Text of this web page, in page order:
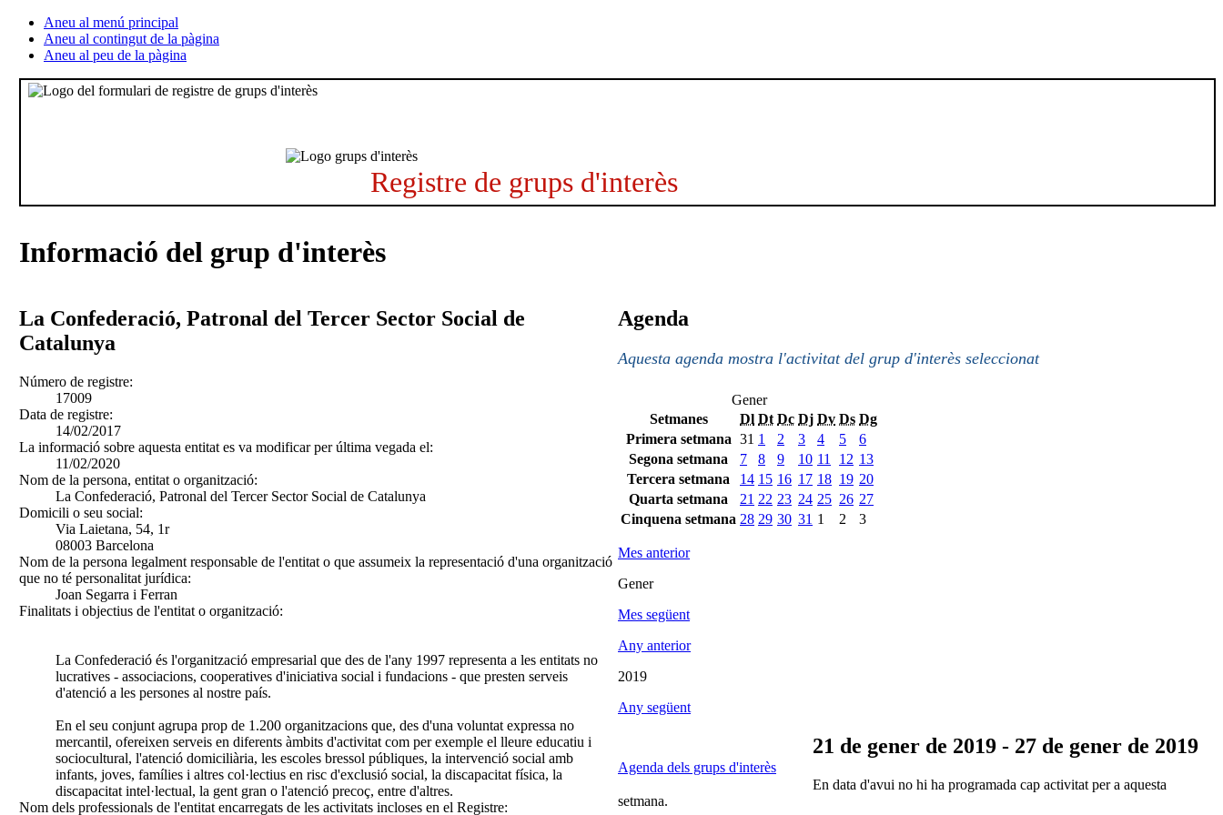
Aneu al menú principal
Aneu al contingut de la pàgina
Aneu al peu de la pàgina
Registre de grups d'interès
Informació del grup d'interès
La Confederació, Patronal del Tercer Sector Social de
Catalunya
Número de registre:
17009
Data de registre:
14/02/2017
La informació sobre aquesta entitat es va modificar per última vegada el:
11/02/2020
Nom de la persona, entitat o organització:
La Confederació, Patronal del Tercer Sector Social de Catalunya
Domicili o seu social:
Via Laietana, 54, 1r
08003 Barcelona
Nom de la persona legalment responsable de l'entitat o que assumeix la representació d'una organització
que no té personalitat jurídica:
Joan Segarra i Ferran
Finalitats i objectius de l'entitat o organització:
La Confederació és l'organització empresarial que des de l'any 1997 representa a les entitats no
lucratives - associacions, cooperatives d'iniciativa social i fundacions - que presten serveis
d'atenció a les persones al nostre país.
En el seu conjunt agrupa prop de 1.200 organitzacions que, des d'una voluntat expressa no
mercantil, ofereixen serveis en diferents àmbits d'activitat com per exemple el lleure educatiu i
sociocultural, l'atenció domiciliària, les escoles bressol públiques, la intervenció social amb
infants, joves, famílies i altres col·lectius en risc d'exclusió social, la discapacitat física, la
discapacitat intel·lectual, la gent gran o l'atenció precoç, entre d'altres.
Nom dels professionals de l'entitat encarregats de les activitats incloses en el Registre:
Agenda
Aquesta agenda mostra l'activitat del grup d'interès seleccionat
Gener
Setmanes
Dl Dt Dc Dj Dv Ds Dg
Primera setmana 31 1 2 3 4 5
6
Segona setmana
7 8 9 10 11 12 13
Tercera setmana
14 15 16 17 18 19 20
Quarta setmana
21 22 23 24 25 26 27
Cinquena setmana 28 29 30 31 1 2 3
Mes anterior
Gener
Mes següent
Any anterior
2019
Any següent
Agenda dels grups d'interès
21 de gener de 2019 - 27 de gener de 2019
En data d'avui no hi ha programada cap activitat per a aquesta
setmana.